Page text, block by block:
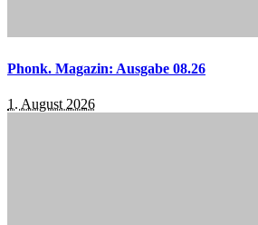
Phonk. Magazin: Ausgabe 08.26
1. August 2026